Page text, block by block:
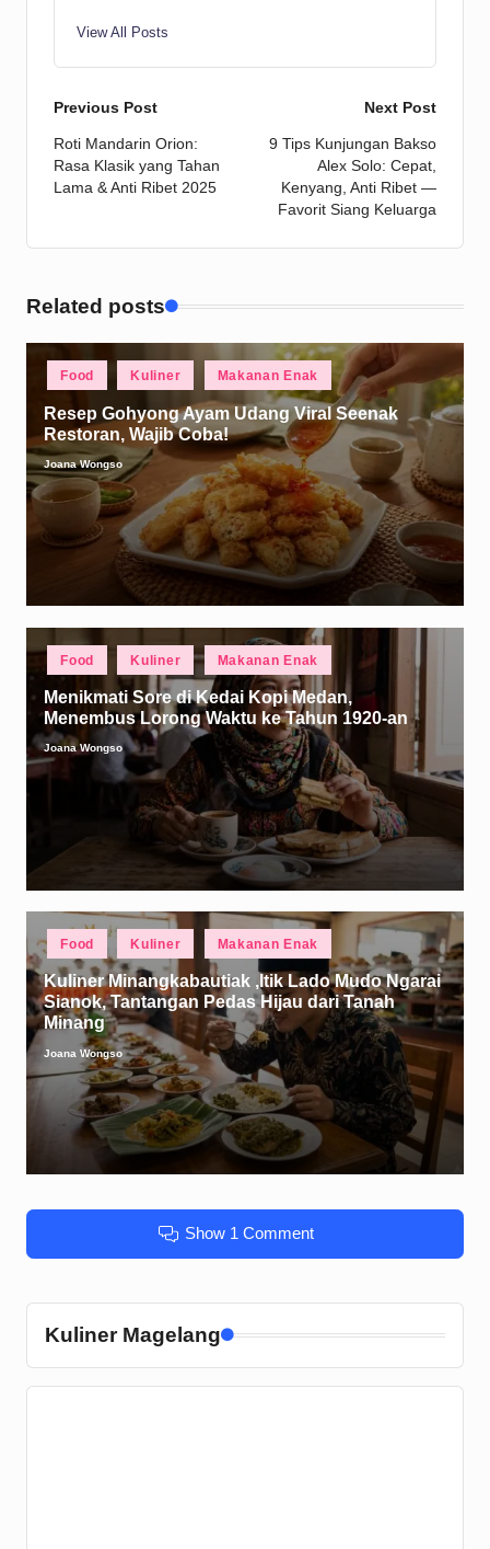
View All Posts
Post
navigation
Previous Post
Roti Mandarin Orion:
Rasa Klasik yang Tahan
Lama & Anti Ribet 2025
Next Post
9 Tips Kunjungan Bakso
Alex Solo: Cepat,
Kenyang, Anti Ribet —
Favorit Siang Keluarga
Related posts
Food Kuliner Makanan Enak
Resep Gohyong Ayam Udang Viral Seenak
Restoran, Wajib Coba!
Posted
by
Joana Wongso
Posted
Food Kuliner Makanan Enak
Menikmati Sore di Kedai Kopi Medan,
Menembus Lorong Waktu ke Tahun 1920-an
Posted
by
Joana Wongso
in
Food Kuliner Makanan Enak
Kuliner Minangkabautiak ,Itik Lado Mudo Ngarai
Sianok, Tantangan Pedas Hijau dari Tanah
Minang
Posted
by
Joana Wongso
Show 1 Comment
Kuliner Magelang